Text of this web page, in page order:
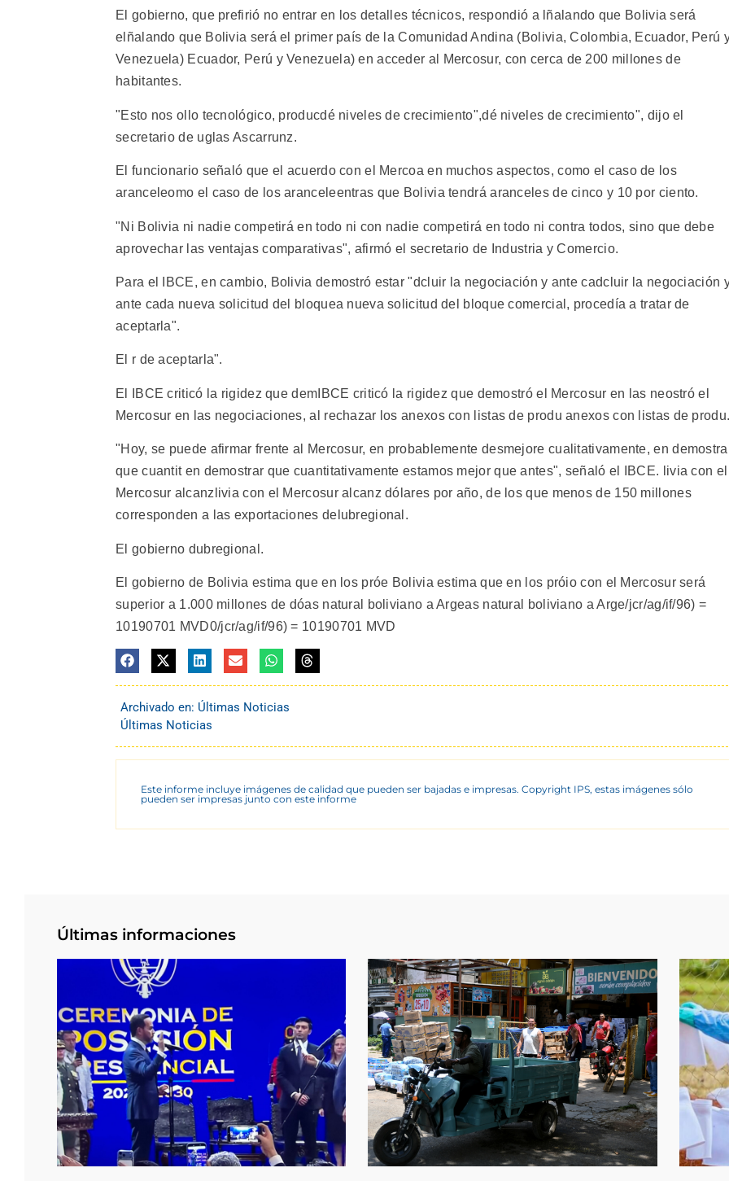
El gobierno, que prefirió no entrar en los detalles técnicos, respondió a lñalando que Bolivia será
elñalando que Bolivia será el primer país de la Comunidad Andina (Bolivia, Colombia, Ecuador, Perú
Venezuela) Ecuador, Perú y Venezuela) en acceder al Mercosur, con cerca de 200 millones de
habitantes.
"Esto nos ollo tecnológico, producdé niveles de crecimiento",dé niveles de crecimiento", dijo el
secretario de uglas Ascarrunz.
El funcionario señaló que el acuerdo con el Mercoa en muchos aspectos, como el caso de los
aranceleomo el caso de los aranceleentras que Bolivia tendrá aranceles de cinco y 10 por ciento.
"Ni Bolivia ni nadie competirá en todo ni con nadie competirá en todo ni contra todos, sino que debe
aprovechar las ventajas comparativas", afirmó el secretario de Industria y Comercio.
Para el IBCE, en cambio, Bolivia demostró estar "dcluir la negociación y ante cadcluir la negociación
ante cada nueva solicitud del bloquea nueva solicitud del bloque comercial, procedía a tratar de
aceptarla".
El r de aceptarla".
El IBCE criticó la rigidez que demIBCE criticó la rigidez que demostró el Mercosur en las neostró el
Mercosur en las negociaciones, al rechazar los anexos con listas de produ anexos con listas de
"Hoy, se puede afirmar frente al Mercosur, en probablemente desmejore cualitativamente, en
que cuantit en demostrar que cuantitativamente estamos mejor que antes", señaló el IBCE. livia con el
Mercosur alcanzlivia con el Mercosur alcanz dólares por año, de los que menos de 150 millones
corresponden a las exportaciones delubregional.
El gobierno dubregional.
El gobierno de Bolivia estima que en los próe Bolivia estima que en los próio con el Mercosur será
superior a 1.000 millones de dóas natural boliviano a Argeas natural boliviano a Arge/jcr/ag/if/96) =
10190701 MVD0/jcr/ag/if/96) = 10190701 MVD
Archivado en: Últimas Noticias
Últimas Noticias
Este informe incluye imágenes de calidad que pueden ser bajadas e impresas. Copyright IPS, estas imágenes sólo
pueden ser impresas junto con este informe
Últimas informaciones